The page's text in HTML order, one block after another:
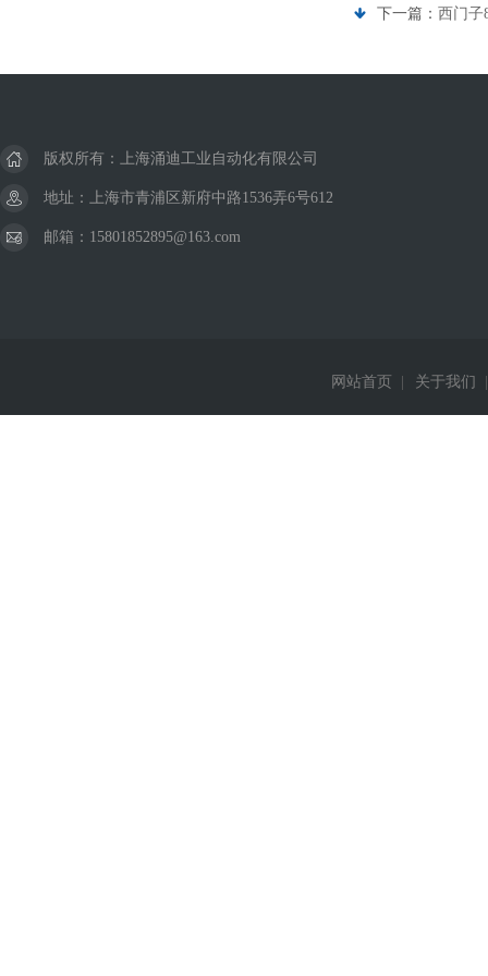
下一篇： 西门子
版权所有：上海涌迪工业自动化有限公司
地址：上海市青浦区新府中路1536弄6号612
邮箱：15801852895@163.com
网站首页 关于我们